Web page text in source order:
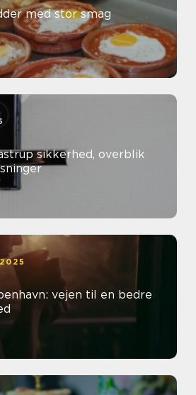
med stor smag
overblik
vejen til en bedre